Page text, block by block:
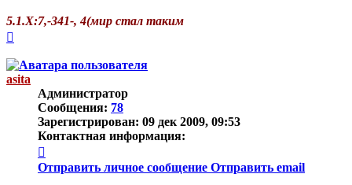
5.1.Х:7,-341-, 4(мир стал таким
началу
asita
Администратор
Сообщения: 78
Зарегистрирован: 09 дек 2009, 09:53
Контактная информация:
информация
пользователя
Отправить личное сообщение Отправить email